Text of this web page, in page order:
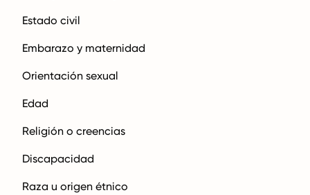
Estado civil
Embarazo y maternidad
Orientación sexual
Edad
Religión o creencias
Discapacidad
Raza u origen étnico